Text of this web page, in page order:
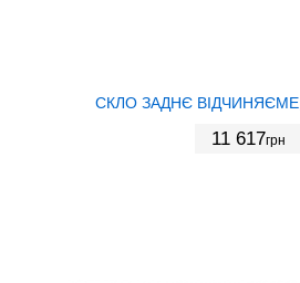
СКЛО ЗАДНЄ ВІДЧИНЯЄМЕ,
11 617грн